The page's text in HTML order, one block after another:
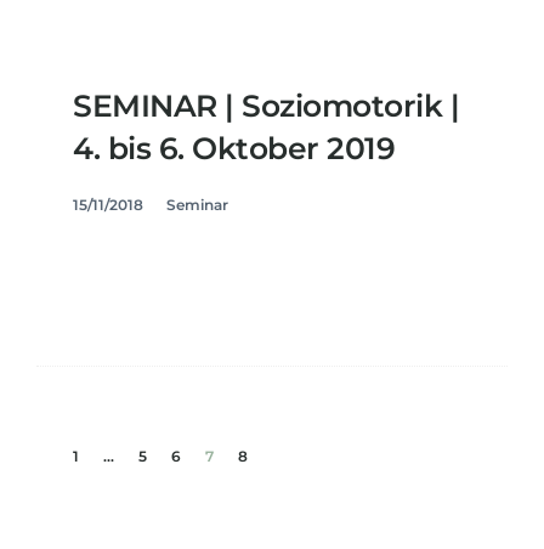
SEMINAR | Soziomotorik |
4. bis 6. Oktober 2019
15/11/2018 Seminar
1 ... 5 6 7 8